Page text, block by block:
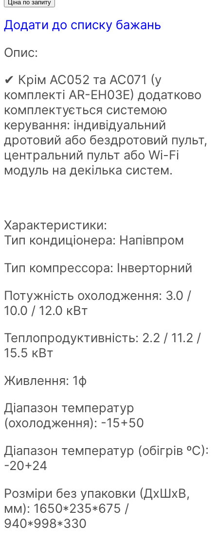
Ціна по запиту
Додати до списку бажань
Опис:
✔ Крім AC052 та AC071 (у
комплекті AR-EH03E) додатково
комплектується системою
керування: індивідуальний
дротовий або бездротовий пульт,
центральний пульт або Wi-Fi
модуль на декілька систем.
Характеристики:
Тип кондиціонера: Напівпром
Тип компрессора: Інверторний
Потужність охолодження: 3.0 /
10.0 / 12.0 кВт
Теплопродуктивність: 2.2 / 11.2 /
15.5 кВт
Живлення: 1ф
Діапазон температур
(охолодження): -15+50
Діапазон температур (обігрів ºС):
-20+24
Розміри без упаковки (ДхШxВ,
мм): 1650*235*675 /
940*998*330